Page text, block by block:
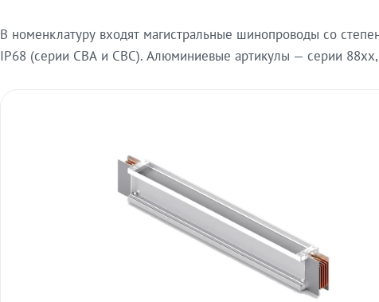
В номенклатуру входят магистральные шинопроводы со
IP68 (серии СВА и СВС). Алюминиевые артикулы — серии